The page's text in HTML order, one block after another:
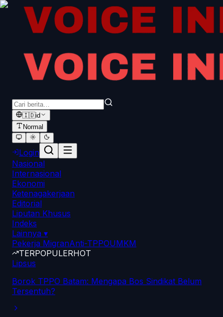
🇮🇩id
Normal
Login
Nasional
Internasional
Ekonomi
Ketenagakerjaan
Editorial
Liputan Khusus
Indeks
Lainnya ▾
Pekerja MigranAnti-TPPOUMKM
TERPOPULERHOT
Lipsus
Borok TPPO Batam: Mengapa Bos Sindikat Belum
Tersentuh?